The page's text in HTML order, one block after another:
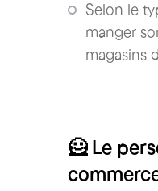
Selon le
manger
magasins
🦸 Le